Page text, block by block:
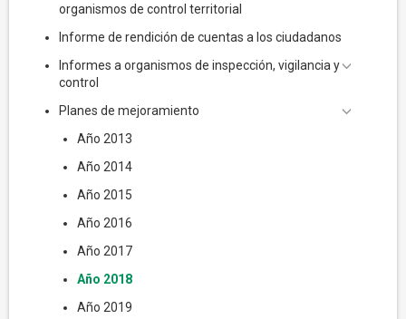
organismos de control territorial
Informe de rendición de cuentas a los ciudadanos
Informes a organismos de inspección, vigilancia y
control
Planes de mejoramiento
Año 2013
Año 2014
Año 2015
Año 2016
Año 2017
Año 2018
Año 2019